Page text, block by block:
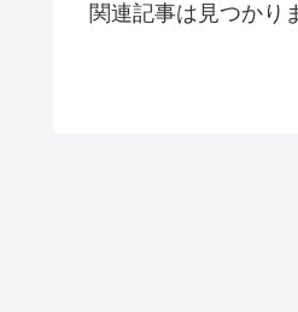
関連記事は見つかり